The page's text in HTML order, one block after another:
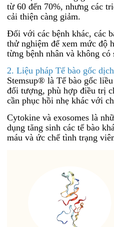
từ 60 đến 70%, nhưng các
cải thiện càng giảm.
Đối với các bệnh khác, các
thử nghiệm để xem mức độ
từng bệnh nhân và không
2. Liệu pháp Tế bào gốc
Stemsup® là Tế bào gốc
đối tượng, phù hợp điều trị
cần phục hồi nhẹ khác với
Cytokine và exosomes là
dụng tăng sinh các tế bào
máu và ức chế tình trạng